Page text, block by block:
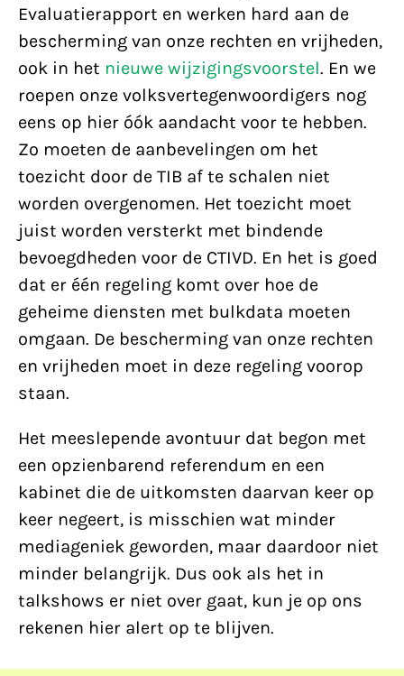
Evaluatierapport en werken hard aan de
bescherming van onze rechten en vrijheden,
ook in het nieuwe wijzigingsvoorstel. En we
roepen onze volksvertegenwoordigers nog
eens op hier óók aandacht voor te hebben.
Zo moeten de aanbevelingen om het
toezicht door de TIB af te schalen niet
worden overgenomen. Het toezicht moet
juist worden versterkt met bindende
bevoegdheden voor de CTIVD. En het is goed
dat er één regeling komt over hoe de
geheime diensten met bulkdata moeten
omgaan. De bescherming van onze rechten
en vrijheden moet in deze regeling voorop
staan.
Het meeslepende avontuur dat begon met
een opzienbarend referendum en een
kabinet die de uitkomsten daarvan keer op
keer negeert, is misschien wat minder
mediageniek geworden, maar daardoor niet
minder belangrijk. Dus ook als het in
talkshows er niet over gaat, kun je op ons
rekenen hier alert op te blijven.